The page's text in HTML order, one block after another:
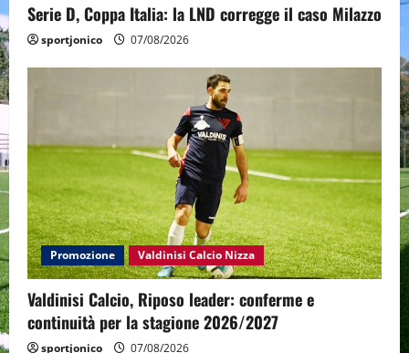
Serie D, Coppa Italia: la LND corregge il caso Milazzo
sportjonico 07/08/2026
Promozione Valdinisi Calcio Nizza
Valdinisi Calcio, Riposo leader: conferme e
continuità per la stagione 2026/2027
sportjonico 07/08/2026